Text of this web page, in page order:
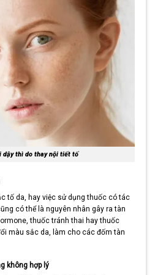
dậy thì do thay nội tiết tố
tố da, hay việc sử dụng thuốc có tác
có thể là nguyên nhân gây ra tàn
thuốc tránh thai hay thuốc
màu sắc da, làm cho các đốm tàn
không hợp lý